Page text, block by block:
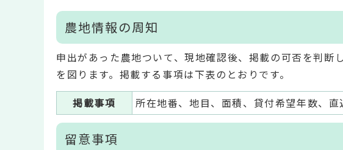
農地情報の周知
申出があった農地ついて、現地確認後、掲載の可否を判断
を図ります。掲載する事項は下表のとおりです。
掲載事項
所在地番、地目、面積、貸付希望年数、直
留意事項